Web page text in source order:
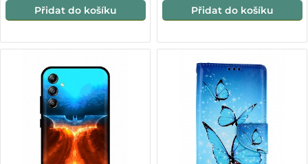
Přidat do košíku Přidat do košíku